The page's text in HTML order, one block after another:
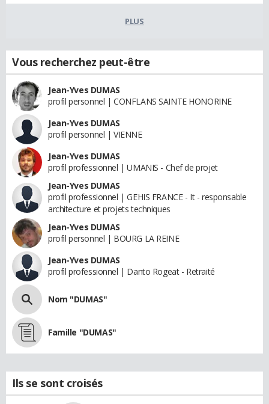
PLUS
Vous recherchez peut-être
Jean-Yves DUMAS
profil personnel | CONFLANS SAINTE HONORINE
Jean-Yves DUMAS
profil personnel | VIENNE
Jean-Yves DUMAS
profil professionnel | UMANIS - Chef de projet
Jean-Yves DUMAS
profil professionnel | GEHIS FRANCE - It - responsable
architecture et projets techniques
Jean-Yves DUMAS
profil personnel | BOURG LA REINE
Jean-Yves DUMAS
profil professionnel | Danto Rogeat - Retraité
Nom "DUMAS"
Famille "DUMAS"
Ils se sont croisés